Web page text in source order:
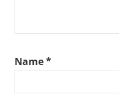
Name*